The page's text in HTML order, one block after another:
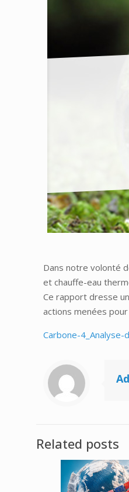
Dans notre volonté
et chauffe-eau
Ce rapport dresse
actions menées
Carbone-
Related posts